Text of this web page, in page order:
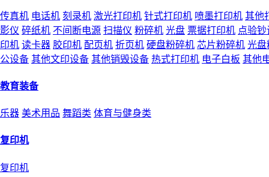
传真机 电话机 刻录机 激光打印机 针式打印机 喷墨打印机 其他
影仪 碎纸机 不间断电源 扫描仪 粉碎机 光盘 票据打印机 点验钞
印机 读卡器 胶印机 配页机 折页机 硬盘粉碎机 芯片粉碎机 光盘
公设备 其他文印设备 其他销毁设备 热式打印机 电子白板 其他
教育装备
乐器 美术用品 舞蹈类 体育与健身类
复印机
复印机